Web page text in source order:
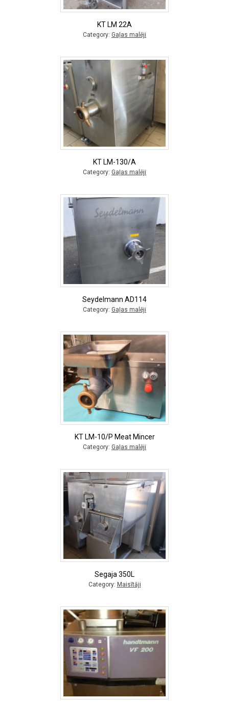
KT LM 22A
Category: Gaļas malēji
KT LM-130/A
Category: Gaļas malēji
Seydelmann AD114
Category: Gaļas malēji
KT LM-10/P Meat Mincer
Category: Gaļas malēji
Segaja 350L
Category: Maisītāji